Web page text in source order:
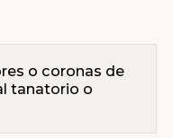
o coronas de
tanatorio o